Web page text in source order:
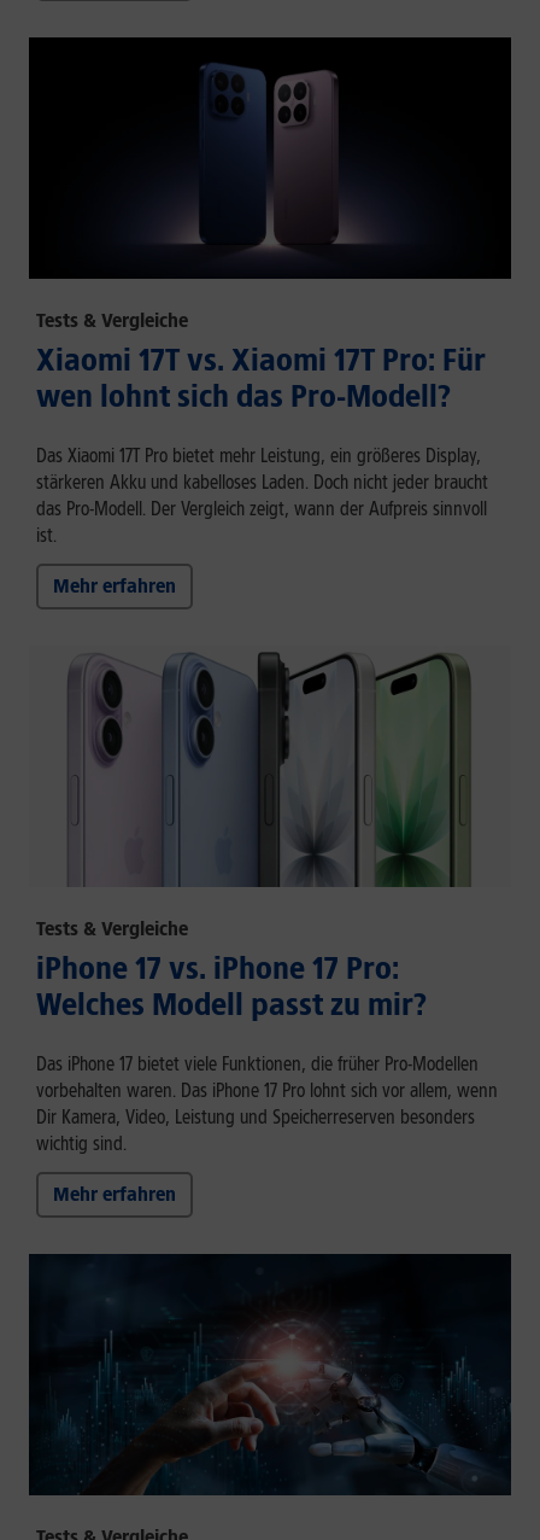
Tests & Vergleiche
Xiaomi 17T vs. Xiaomi 17T Pro: Für
wen lohnt sich das Pro-Modell?
Das Xiaomi 17T Pro bietet mehr Leistung, ein größeres Display,
stärkeren Akku und kabelloses Laden. Doch nicht jeder braucht
das Pro-Modell. Der Vergleich zeigt, wann der Aufpreis sinnvoll
ist.
Mehr erfahren
Tests & Vergleiche
iPhone 17 vs. iPhone 17 Pro:
Welches Modell passt zu mir?
Das iPhone 17 bietet viele Funktionen, die früher Pro-Modellen
vorbehalten waren. Das iPhone 17 Pro lohnt sich vor allem, wenn
Dir Kamera, Video, Leistung und Speicherreserven besonders
wichtig sind.
Mehr erfahren